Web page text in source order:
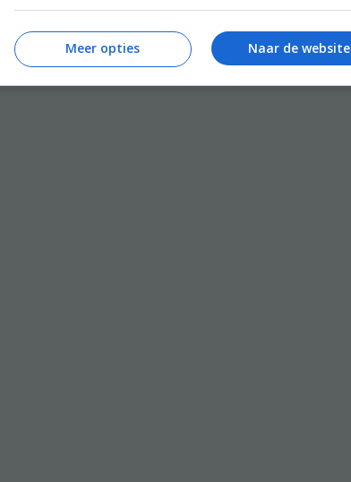
Naar de website
Meer opties